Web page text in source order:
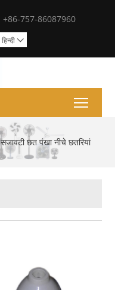
+86-757-86087960
हिन्दी 
सजावटी छत पंखा नीचे छतरियां